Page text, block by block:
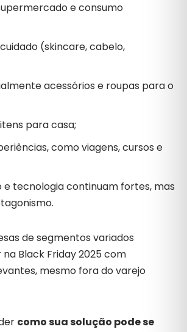
e consumo
(skincare, cabelo,
acessórios e roupas para o
para casa;
como viagens, cursos e
e tecnologia continuam fortes, mas
de segmentos variados
Black Friday 2025 com
mesmo fora do varejo
como sua solução pode se